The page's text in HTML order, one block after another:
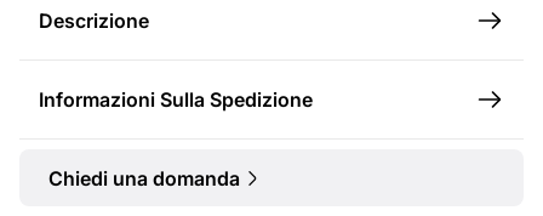
Descrizione
Informazioni Sulla Spedizione
Chiedi una domanda